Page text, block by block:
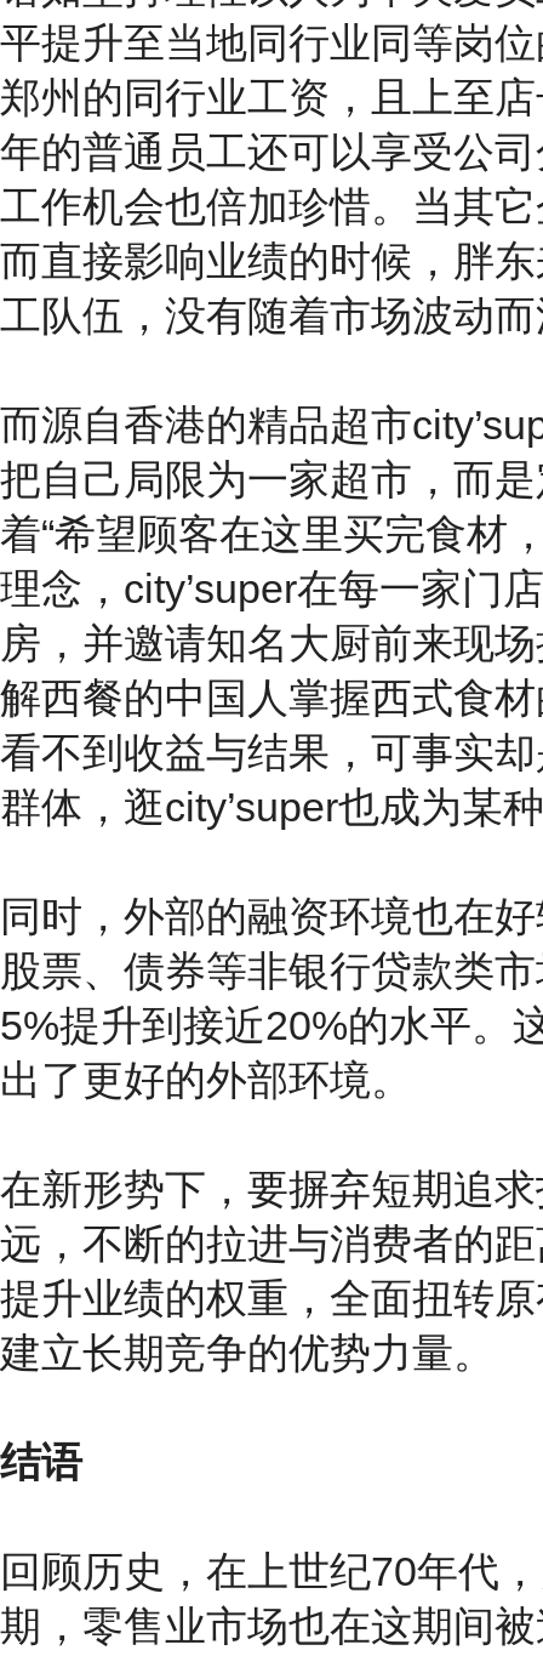
平提升至当地同行业同等岗
郑州的同行业工资，且上至
年的普通员工还可以享受公
工作机会也倍加珍惜。当其它
而直接影响业绩的时候，胖
工队伍，没有随着市场波动
而源自香港的精品超市
把自己局限为一家超市，而
着“希望顾客在这里买完食材
理念，city’super在每一家门
房，并邀请知名大厨前来现
解西餐的中国人掌握西式食
看不到收益与结果，可事实
群体，逛city’super也成为某
同时，外部的融资环境也在
股票、债券等非银行贷款类
5%提升到接近20%的水平。
出了更好的外部环境。
在新形势下，要摒弃短期追
远，不断的拉进与消费者的
提升业绩的权重，全面扭转
建立长期竞争的优势力量。
结语
回顾历史，在上世纪70年代
期，零售业市场也在这期间